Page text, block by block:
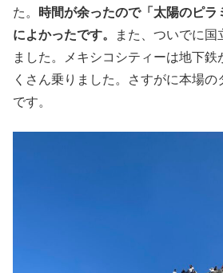
た。
時間が余ったので「太陽のピ
によかったです。
また、ついでに国
ました。メキシコシティーは地下鉄
くさん乗りました。さすがに本場の
です。